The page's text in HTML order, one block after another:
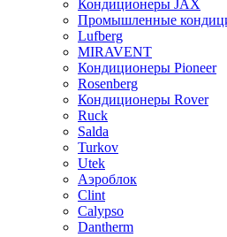
Кондиционеры JAX
Промышленные
Lufberg
MIRAVENT
Кондиционеры Pioneer
Rosenberg
Кондиционеры Rover
Ruck
Salda
Turkov
Utek
Аэроблок
Clint
Calypso
Dantherm